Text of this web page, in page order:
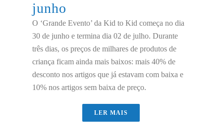
junho
O ‘Grande Evento’ da Kid to Kid começa no dia
30 de junho e termina dia 02 de julho. Durante
três dias, os preços de milhares de produtos de
criança ficam ainda mais baixos: mais 40% de
desconto nos artigos que já estavam com baixa e
10% nos artigos sem baixa de preço.
LER MAIS